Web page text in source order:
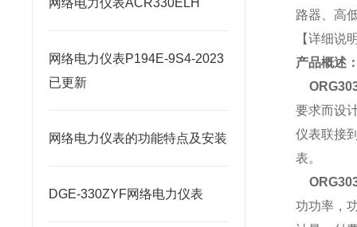
网络电力仪表ACR330ELH
网络电力仪表P194E-9S4-2023
已更新
网络电力仪表的功能特点及安装
DGE-330ZYF网络电力仪表
路器、高
【详细说
产品概述
要求而设
仪表联接
表。
功功率，